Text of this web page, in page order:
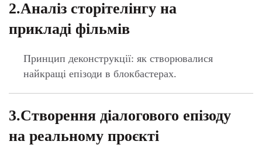
Крупності планів і принципи монтажу.
Принцип «вісімки» (монтаж діалогових сцен).
4.Монтаж звуку в діалогах
Види монтажу звуку в діалогових сценах.
Принципи побудови сцен з більш ніж двома
персонажами.